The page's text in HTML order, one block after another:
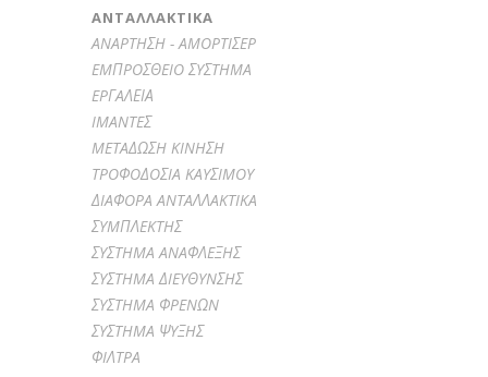
ΑΝΤΑΛΛΑΚΤΙΚΑ
ANAPTHΣH - AMOPTIΣEP
EMΠPOΣΘEIO ΣYΣTHMA
EPΓAΛΕΙΑ
IMANTEΣ
METAΔΩΣH KINHΣH
TPOΦOΔOΣIA KAYΣIMOY
ΔIAΦOPA ANTAΛΛAKTIKA
ΣYMΠΛEKTHΣ
ΣYΣTHMA ANAΦΛEΞHΣ
ΣYΣTHMA ΔIEYΘYNΣHΣ
ΣYΣTHMA ΦPENΩN
ΣYΣTHMA ΨYΞHΣ
ΦIΛTPA